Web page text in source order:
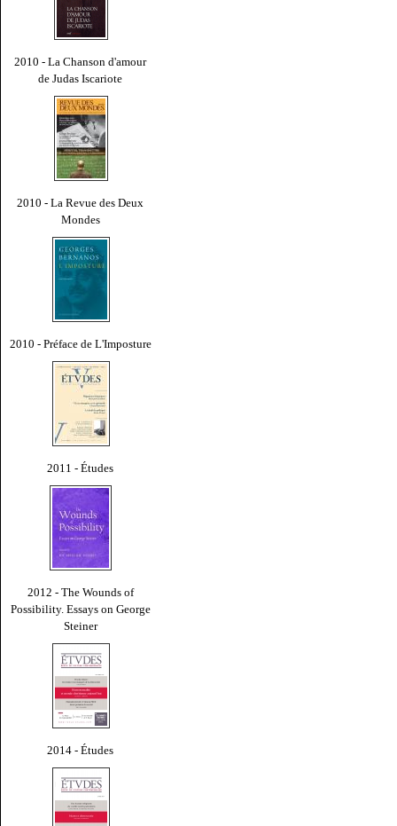
2010 - La Chanson d'amour
de Judas Iscariote
2010 - La Revue des Deux
Mondes
2010 - Préface de L'Imposture
2011 - Études
2012 - The Wounds of
Possibility. Essays on George
Steiner
2014 - Études